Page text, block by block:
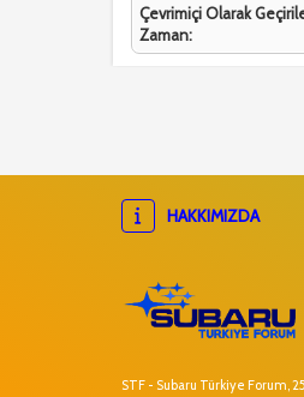
Çevrimiçi Olarak
Zaman:
HAKKIMIZDA
STF - Subaru Türkiye Forum,